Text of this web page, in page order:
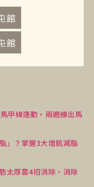
館
館
甲線運動，兩週練出馬
」？掌握3大增肌減脂
太厚靠4招消除，消除